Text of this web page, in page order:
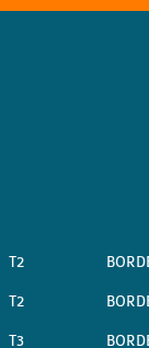
T2
T2
T3